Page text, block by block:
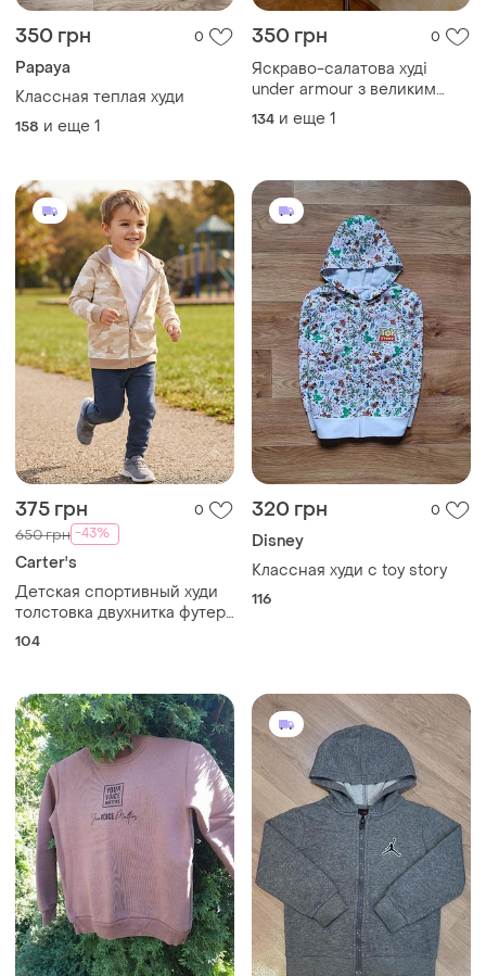
350 грн 0
Papaya
Классная теплая худи
158 и еще 1
350 грн 0
Яскраво-салатова худі
under armour з великим
чорним логотипом на
134 и еще 1
375 грн 0
650 грн -43%
Carter's
Детская спортивный худи
толстовка двухнитка футер
4т 104 см картерс для
104
320 грн 0
Disney
Классная худи с toy story
116